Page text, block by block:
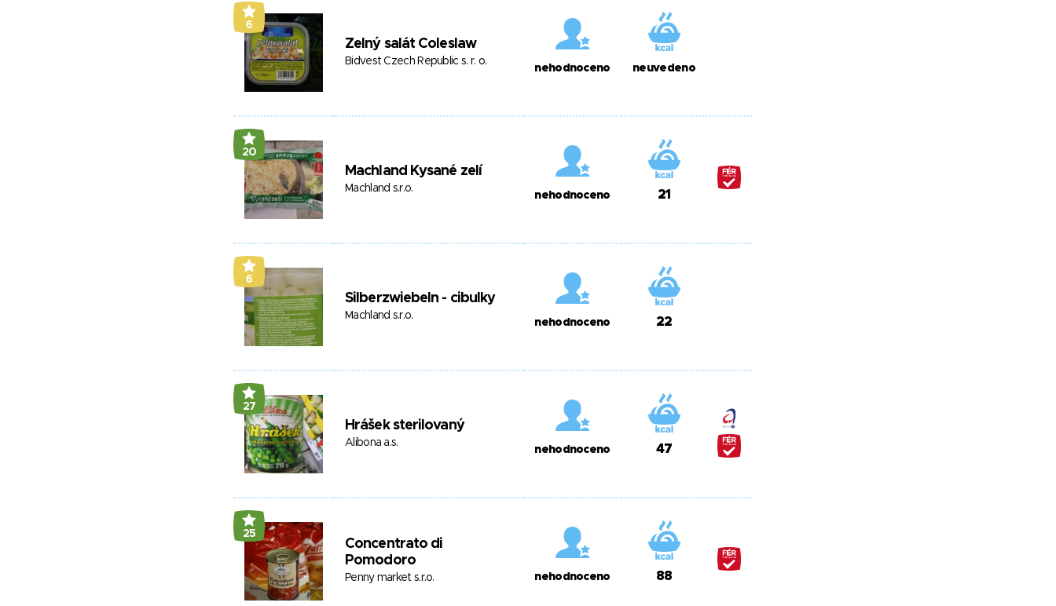
6
Zelný salát Coleslaw
Bidvest Czech Republic s. r. o.
nehodnoceno neuvedeno
20
Machland Kysané zelí
Machland s.r.o.
nehodnoceno 21
6
Silberzwiebeln - cibulky
Machland s.r.o.
nehodnoceno 22
27
Hrášek sterilovaný
Alibona a.s.
nehodnoceno 47
25
Concentrato di
Pomodoro
Penny market s.r.o. nehodnoceno 88